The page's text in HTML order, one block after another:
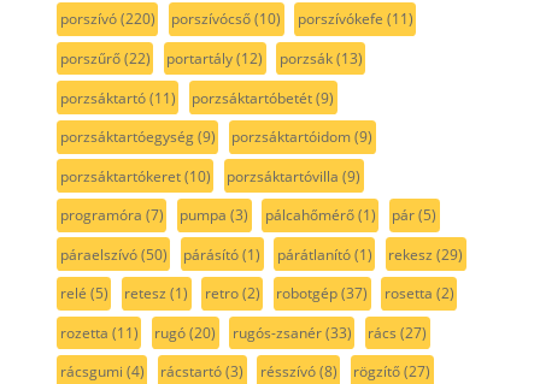
porszívó(220) porszívócső(10) porszívókefe (11)
porszűrő(22) portartály(12) porzsák(13)
porzsáktartó(11) porzsáktartóbetét(9)
porzsáktartóegység(9) porzsáktartóidom(9)
porzsáktartókeret(10) porzsáktartóvilla (9)
programóra (7) pumpa (3) pálcahőmérő(1) pár(5)
páraelszívó(50) párásító(1) párátlanító(1) rekesz (29)
relé (5) retesz (1) retro(2) robotgép(37) rosetta (2)
rozetta (11) rugó(20) rugós-zsanér(33) rács (27)
rácsgumi (4) rácstartó(3) résszívó(8) rögzítő(27)